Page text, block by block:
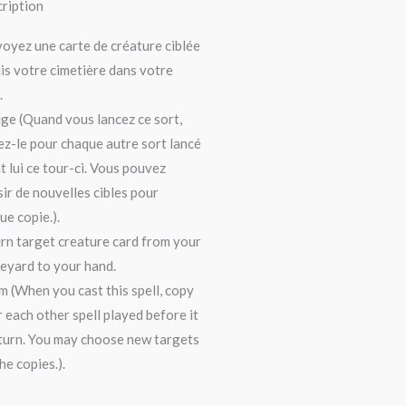
une carte de créature ciblée
votre cimetière dans votre
(Quand vous lancez ce sort,
le pour chaque autre sort lancé
lui ce tour-ci. Vous pouvez
de nouvelles cibles pour
copie.).
target creature card from your
to your hand.
(When you cast this spell, copy
each other spell played before it
You may choose new targets
copies.).